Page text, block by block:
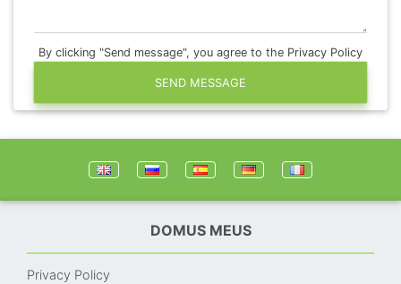
By clicking "Send message", you agree to the Privacy Policy
SEND MESSAGE
DOMUS MEUS
Privacy Policy